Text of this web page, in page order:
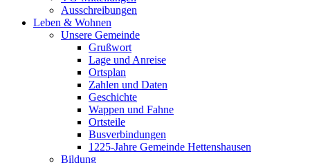
Ausschreibungen
Leben & Wohnen
Unsere Gemeinde
Grußwort
Lage und Anreise
Ortsplan
Zahlen und Daten
Geschichte
Wappen und Fahne
Ortsteile
Busverbindungen
1225-Jahre Gemeinde Hettenshausen
Bildung